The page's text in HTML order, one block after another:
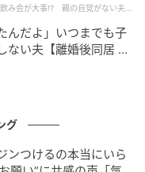
み会が大事!? 親の自覚がない夫を
んだよ」いつまでも子
ない夫【離婚後同居 Vo
グ
ンつけるの本当にいら